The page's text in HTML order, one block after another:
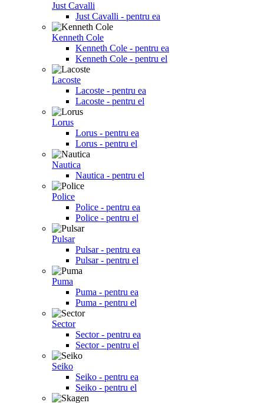
Just Cavalli
Just Cavalli - pentru ea
Kenneth Cole
Kenneth Cole - pentru ea
Kenneth Cole - pentru el
Lacoste
Lacoste - pentru ea
Lacoste - pentru el
Lorus
Lorus - pentru ea
Lorus - pentru el
Nautica
Nautica - pentru el
Police
Police - pentru ea
Police - pentru el
Pulsar
Pulsar - pentru ea
Pulsar - pentru el
Puma
Puma - pentru ea
Puma - pentru el
Sector
Sector - pentru ea
Sector - pentru el
Seiko
Seiko - pentru ea
Seiko - pentru el